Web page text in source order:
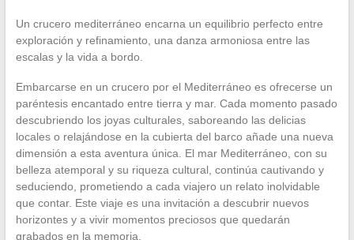
Un crucero mediterráneo encarna un equilibrio perfecto entre
exploración y refinamiento, una danza armoniosa entre las
escalas y la vida a bordo.
Embarcarse en un crucero por el Mediterráneo es ofrecerse un
paréntesis encantado entre tierra y mar. Cada momento pasado
descubriendo los joyas culturales, saboreando las delicias
locales o relajándose en la cubierta del barco añade una nueva
dimensión a esta aventura única. El mar Mediterráneo, con su
belleza atemporal y su riqueza cultural, continúa cautivando y
seduciendo, prometiendo a cada viajero un relato inolvidable
que contar. Este viaje es una invitación a descubrir nuevos
horizontes y a vivir momentos preciosos que quedarán
grabados en la memoria.